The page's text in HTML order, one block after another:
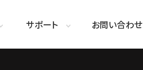
サポート お問い合わせ